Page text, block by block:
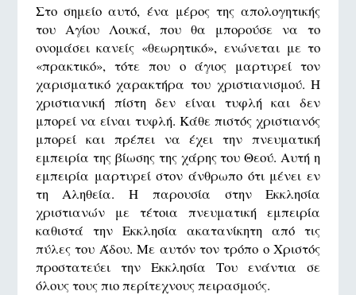
Στο σημείο αυτό, ένα μέρος της απολογητικής
του Αγίου Λουκά, που θα μπορούσε να το
ονομάσει κανείς «θεωρητικό», ενώνεται με το
«πρακτικό», τότε που ο άγιος μαρτυρεί τον
χαρισματικό χαρακτήρα του χριστιανισμού. Η
χριστιανική πίστη δεν είναι τυφλή και δεν
μπορεί να είναι τυφλή. Κάθε πιστός χριστιανός
μπορεί και πρέπει να έχει την πνευματική
εμπειρία της βίωσης της χάρης του Θεού. Αυτή η
εμπειρία μαρτυρεί στον άνθρωπο ότι μένει εν
τη Αληθεία. Η παρουσία στην Εκκλησία
χριστιανών με τέτοια πνευματική εμπειρία
καθιστά την Εκκλησία ακατανίκητη από τις
πύλες του Άδου. Με αυτόν τον τρόπο ο Χριστός
προστατεύει την Εκκλησία Του ενάντια σε
όλους τους πιο περίτεχνους πειρασμούς.